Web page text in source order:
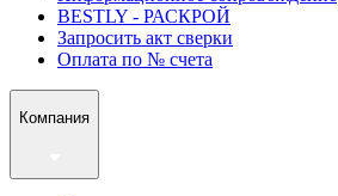
BESTLY - РАСКРОЙ
Запросить акт сверки
Оплата по № счета
Компания